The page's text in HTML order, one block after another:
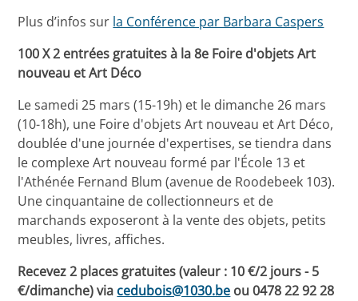
Plus d’infos sur la Conférence par Barbara Caspers
100 X 2 entrées gratuites à la 8e Foire d'objets Art
nouveau et Art Déco
Le samedi 25 mars (15-19h) et le dimanche 26 mars
(10-18h), une Foire d'objets Art nouveau et Art Déco,
doublée d'une journée d'expertises, se tiendra dans
le complexe Art nouveau formé par l'École 13 et
l'Athénée Fernand Blum (avenue de Roodebeek 103).
Une cinquantaine de collectionneurs et de
marchands exposeront à la vente des objets, petits
meubles, livres, affiches.
Recevez 2 places gratuites (valeur : 10 €/2 jours - 5
€/dimanche) via cedubois@1030.be ou 0478 22 92 28